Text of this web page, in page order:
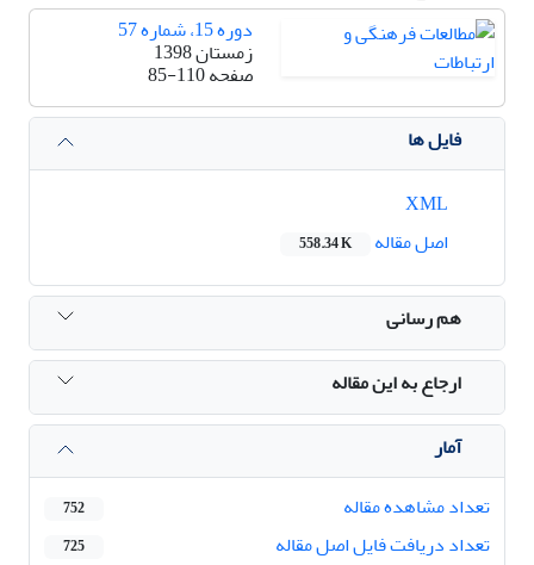
دوره 15، شماره 57
زمستان 1398
صفحه85-110
فایل ها
اصل مقاله
558.34 K
هم رسانی
ارجاع به این مقاله
آمار
تعداد مشاهده مقاله
752
تعداد دریافت فایل اصل مقاله 725